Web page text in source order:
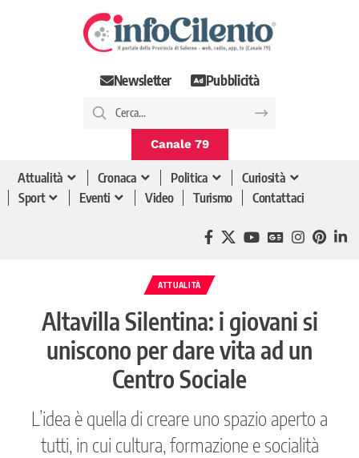
Newsletter Pubblicità
Canale 79
Attualità Cronaca Politica
Curiosità
Sport
Eventi Video Turismo Contattaci
ATTUALITÀ
Altavilla Silentina: i giovani si
uniscono per dare vita ad un
Centro Sociale
L’idea è quella di creare uno spazio aperto a
tutti, in cui cultura, formazione e socialità